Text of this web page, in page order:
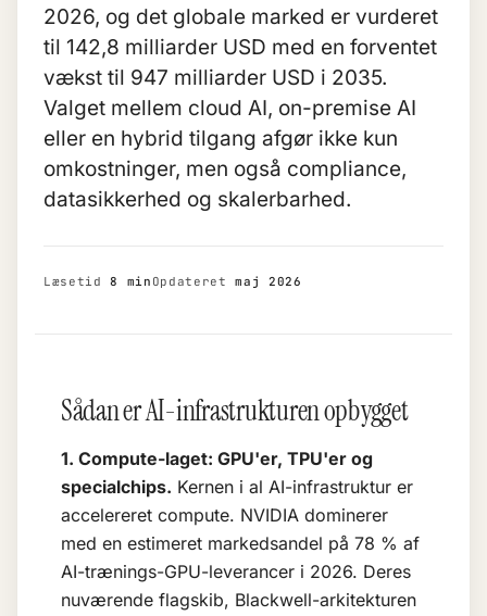
2026, og det globale marked er vurderet
til 142,8 milliarder USD med en forventet
vækst til 947 milliarder USD i 2035.
Valget mellem cloud AI, on-premise AI
eller en hybrid tilgang afgør ikke kun
omkostninger, men også compliance,
datasikkerhed og skalerbarhed.
Læsetid8 min Opdateretmaj 2026
Sådan er AI-infrastrukturen opbygget
1. Compute-laget: GPU'er, TPU'er og
specialchips. Kernen i al AI-infrastruktur er
accelereret compute. NVIDIA dominerer
med en estimeret markedsandel på 78 % af
AI-trænings-GPU-leverancer i 2026. Deres
nuværende flagskib, Blackwell-arkitekturen